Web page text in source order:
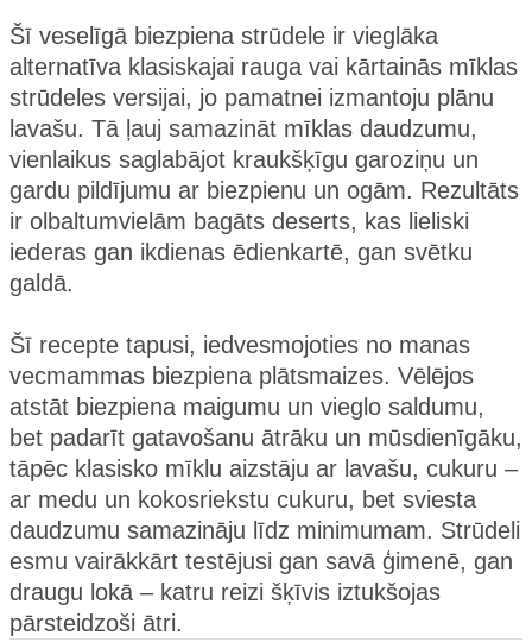
Šī veselīgā biezpiena strūdele ir vieglāka
alternatīva klasiskajai rauga vai kārtainās mīklas
strūdeles versijai, jo pamatnei izmantoju plānu
lavašu. Tā ļauj samazināt mīklas daudzumu,
vienlaikus saglabājot kraukšķīgu garoziņu un
gardu pildījumu ar biezpienu un ogām. Rezultāts
ir olbaltumvielām bagāts deserts, kas lieliski
iederas gan ikdienas ēdienkartē, gan svētku
galdā.
Šī recepte tapusi, iedvesmojoties no manas
vecmammas biezpiena plātsmaizes. Vēlējos
atstāt biezpiena maigumu un vieglo saldumu,
bet padarīt gatavošanu ātrāku un mūsdienīgāku,
tāpēc klasisko mīklu aizstāju ar lavašu, cukuru –
ar medu un kokosriekstu cukuru, bet sviesta
daudzumu samazināju līdz minimumam. Strūdeli
esmu vairākkārt testējusi gan savā ģimenē, gan
draugu lokā – katru reizi šķīvis iztukšojas
pārsteidzoši ātri.